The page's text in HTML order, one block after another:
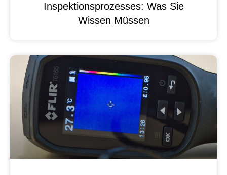
Inspektionsprozesses: Was Sie
Wissen Müssen